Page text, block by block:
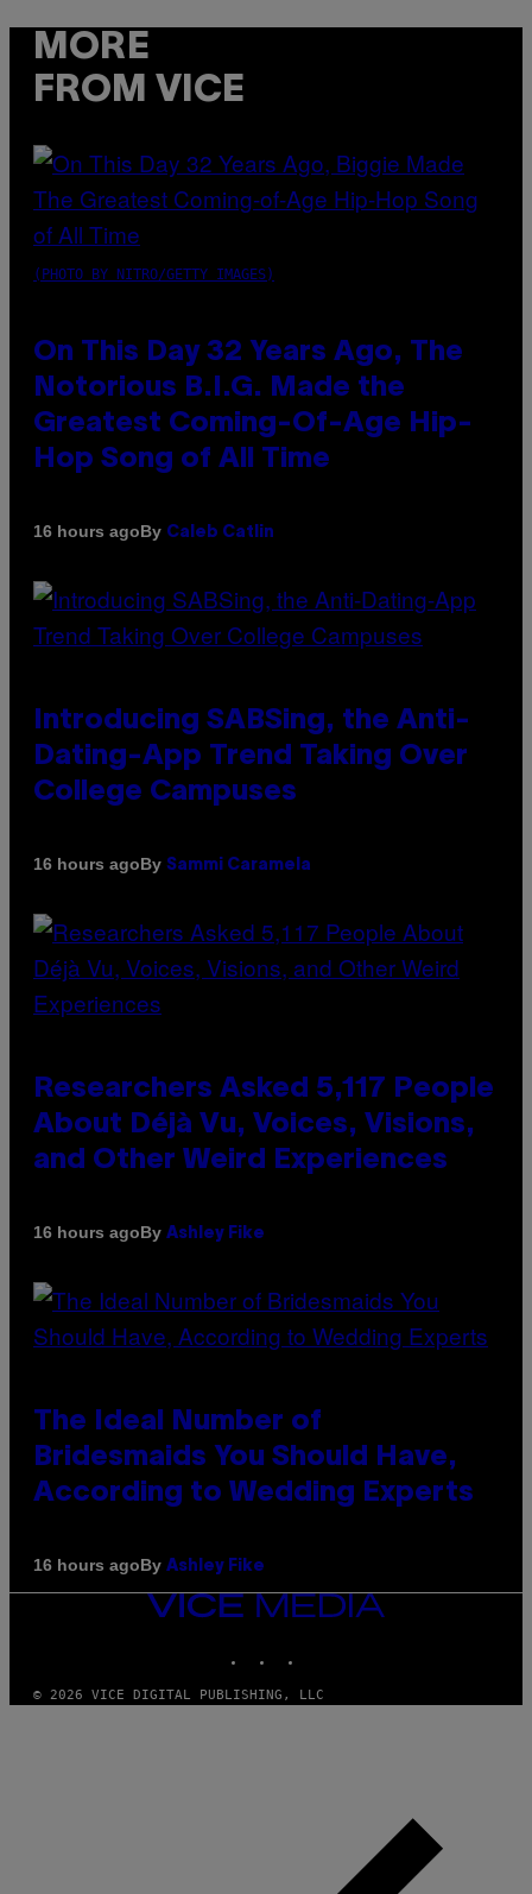
MORE
FROM VICE
(PHOTO BY NITRO/GETTY IMAGES)
On This Day 32 Years Ago, The
Notorious B.I.G. Made the
Greatest Coming-Of-Age Hip-
Hop Song of All Time
16 hours agoBy Caleb Catlin
Introducing SABSing, the Anti-
Dating-App Trend Taking Over
College Campuses
16 hours agoBy Sammi Caramela
Researchers Asked 5,117 People
About Déjà Vu, Voices, Visions,
and Other Weird Experiences
16 hours agoBy Ashley Fike
The Ideal Number of
Bridesmaids You Should Have,
According to Wedding Experts
16 hours agoBy Ashley Fike
VICE
MEDIA
© 2026 VICE DIGITAL PUBLISHING, LLC